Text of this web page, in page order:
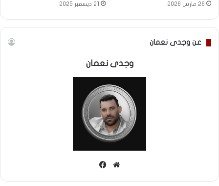
26 مارس 2026 21 ديسمبر 2025
عن وجدى نعمان
وجدى نعمان
موقع